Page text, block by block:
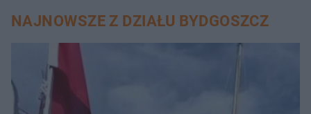
NAJNOWSZE Z DZIAŁU BYDGOSZCZ